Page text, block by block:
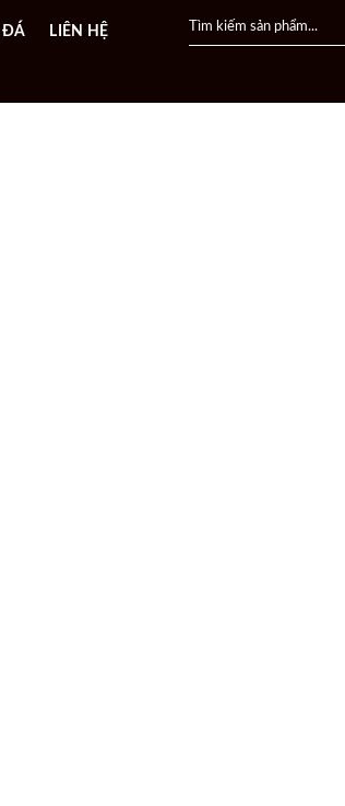
ĐÁ LIÊN HỆ
Search